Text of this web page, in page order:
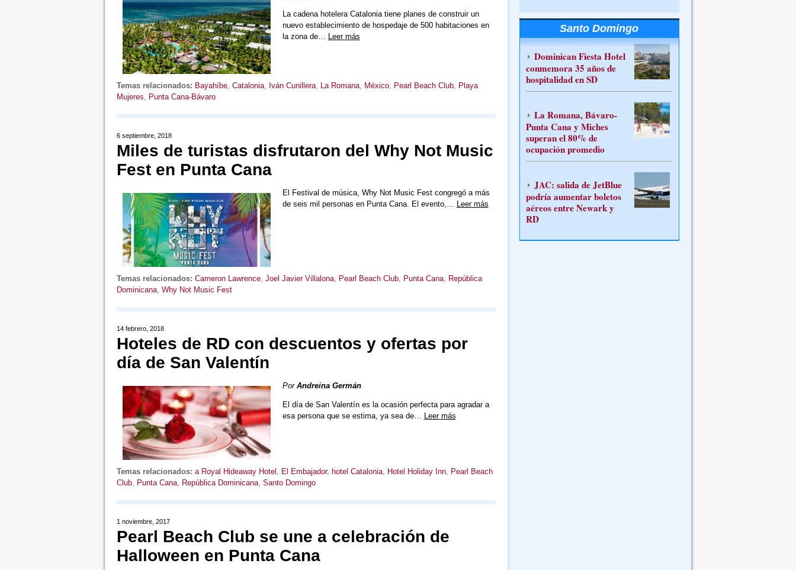
La cadena hotelera Catalonia tiene planes de construir un
nuevo establecimiento de hospedaje de 500 habitaciones en
la zona de… Leer más
Temas relacionados: Bayahíbe, Catalonia, Iván Cunillera, La Romana, México, Pearl Beach Club, Playa
Mujeres, Punta Cana-Bávaro
6 septiembre, 2018
Miles de turistas disfrutaron del Why Not Music
Fest en Punta Cana
El Festival de música, Why Not Music Fest congregó a más
de seis mil personas en Punta Cana. El evento,… Leer más
Temas relacionados: Cameron Lawrence, Joel Javier Villalona, Pearl Beach Club, Punta Cana, República
Dominicana, Why Not Music Fest
14 febrero, 2018
Hoteles de RD con descuentos y ofertas por
día de San Valentín
Por Andreina Germán
El día de San Valentín es la ocasión perfecta para agradar a
esa persona que se estima, ya sea de… Leer más
Temas relacionados: a Royal Hideaway Hotel , El Embajador, hotel Catalonia, Hotel Holiday Inn, Pearl Beach
Club, Punta Cana, República Dominicana, Santo Domingo
1 noviembre, 2017
Pearl Beach Club se une a celebración de
Halloween en Punta Cana
Santo Domingo
Dominican Fiesta Hotel
conmemora 35 años de
hospitalidad en SD
La Romana, Bávaro-
Punta Cana y Miches
superan el 80% de
ocupación promedio
JAC: salida de JetBlue
podría aumentar boletos
aéreos entre Newark y
RD